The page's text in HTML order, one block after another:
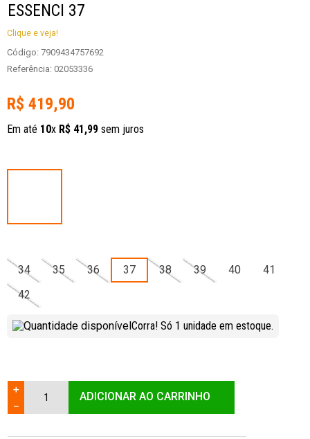
ESSENCI 37
Clique e veja!
Código: 7909434757692
Referência: 02053336
R$ 419,90
Em até 10x R$ 41,99 sem juros
34 35 36 37 38 39 40
41
42
Corra! Só 1 unidade em estoque.
＋
－
ADICIONAR AO CARRINHO